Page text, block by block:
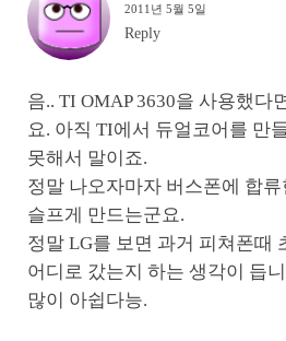
2011년 5월 5일
Reply
음.. TI OMAP 3630을 사용했다
요. 아직 TI에서 듀얼코어를 만
못해서 말이죠.
정말 나오자마자 버스폰에 합류
슬프게 만드는군요.
정말 LG를 보면 과거 피쳐폰때
어디로 갔는지 하는 생각이 듭
많이 아쉽다능.